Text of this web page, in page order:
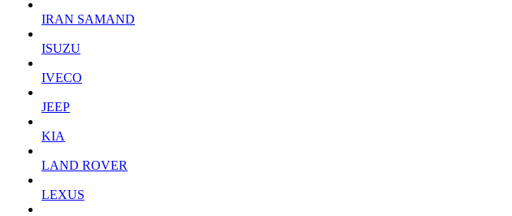
IRAN SAMAND
ISUZU
IVECO
JEEP
KIA
LAND ROVER
LEXUS